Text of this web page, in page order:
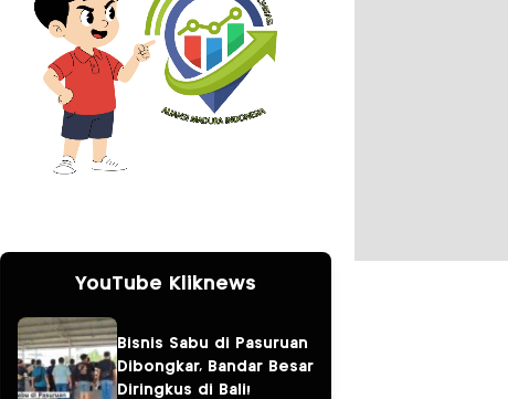
YouTube Kliknews
Bisnis Sabu di Pasuruan
Dibongkar, Bandar Besar
Diringkus di Bali!